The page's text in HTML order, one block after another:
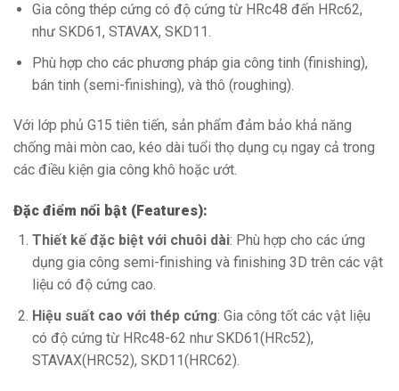
Gia công thép cứng có độ cứng từ HRc48 đến HRc62,
như SKD61, STAVAX, SKD11.
Phù hợp cho các phương pháp gia công tinh (finishing),
bán tinh (semi-finishing), và thô (roughing).
Với lớp phủ G15 tiên tiến, sản phẩm đảm bảo khả năng
chống mài mòn cao, kéo dài tuổi thọ dụng cụ ngay cả trong
các điều kiện gia công khô hoặc ướt.
Đặc điểm nổi bật (Features):
Thiết kế đặc biệt với chuôi dài: Phù hợp cho các ứng
dụng gia công semi-finishing và finishing 3D trên các vật
liệu có độ cứng cao.
Hiệu suất cao với thép cứng: Gia công tốt các vật liệu
có độ cứng từ HRc48-62 như SKD61(HRc52),
STAVAX(HRC52), SKD11(HRC62).